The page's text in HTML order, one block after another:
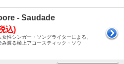
- Saudade
込)
女性シンガー・ソングライターによる、
み渡る極上アコースティック・ソウ